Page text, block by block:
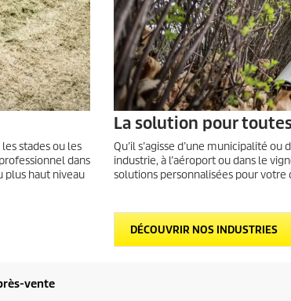
stades ou les
dans
plus haut niveau
La solution pour
Qu’il s’agisse d’une municipalité ou
industrie, à l’aéroport ou dans le
solutions personnalisées pour votre
DÉCOUVRIR NOS INDUSTRIES
vente